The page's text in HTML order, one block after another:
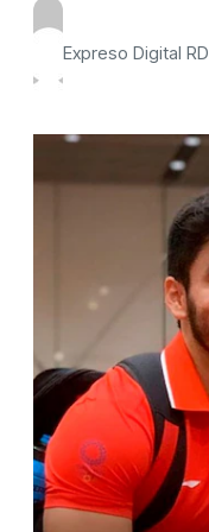
Expreso Digital RD